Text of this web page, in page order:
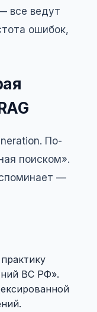
все ведут
ошибок,
По-
поиском».
—
ВС РФ».